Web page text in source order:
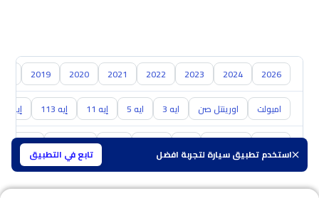
استخدم تطبيق سيارة لتجربة افضل تابع في التطبيق
2026
2024
2023
2022
2021
2020
2019
اميولت اورينتل صن ايه 3 ايه 5 إيه 11 إيه 113 إيه 213
سوزوكي هافال